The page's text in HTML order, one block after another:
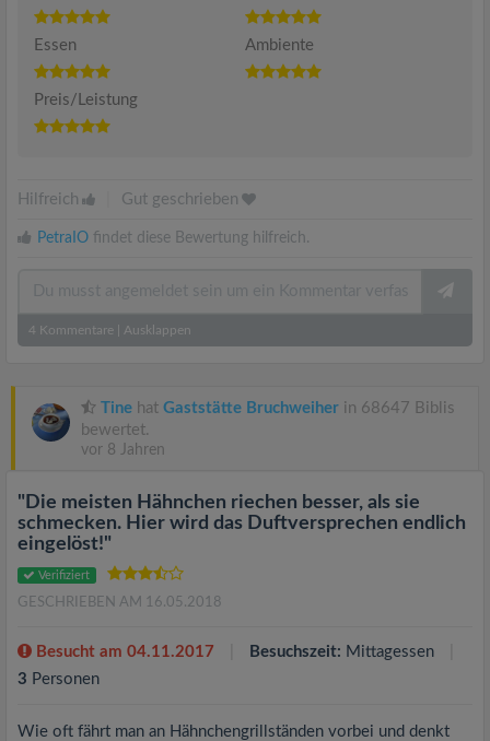
Essen Ambiente
Preis/Leistung
Hilfreich Gut geschrieben
PetraIO findet diese Bewertung hilfreich.
4 Kommentare Ausklappen
Tine hat Gaststätte Bruchweiher in 68647 Biblis
bewertet.
vor 8 Jahren
"Die meisten Hähnchen riechen besser, als sie
schmecken. Hier wird das Duftversprechen endlich
eingelöst!"
Verifiziert
GESCHRIEBEN AM 16.05.2018
Besucht am 04.11.2017 Besuchszeit: Mittagessen
3 Personen
Wie oft fährt man an Hähnchengrillständen vorbei und denkt